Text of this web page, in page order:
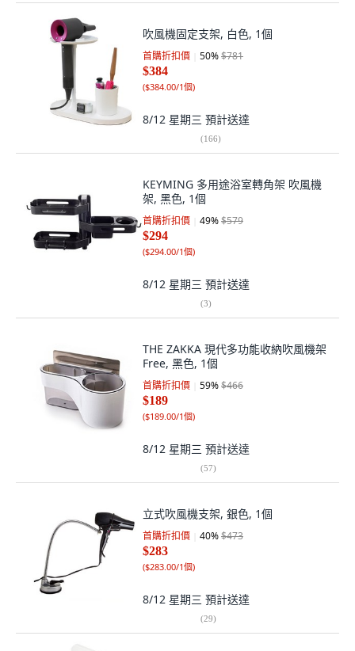
吹風機固定支架, 白色, 1個
首購折扣價 50%$781
$384
($384.00/1個)
8/12 星期三 預計送達
(166)
KEYMING 多用途浴室轉角架 吹風機
架, 黑色, 1個
首購折扣價 49%$579
$294
($294.00/1個)
8/12 星期三 預計送達
(3)
THE ZAKKA 現代多功能收納吹風機架
Free, 黑色, 1個
首購折扣價 59%$466
$189
($189.00/1個)
8/12 星期三 預計送達
(57)
立式吹風機支架, 銀色, 1個
首購折扣價 40%$473
$283
($283.00/1個)
8/12 星期三 預計送達
(29)